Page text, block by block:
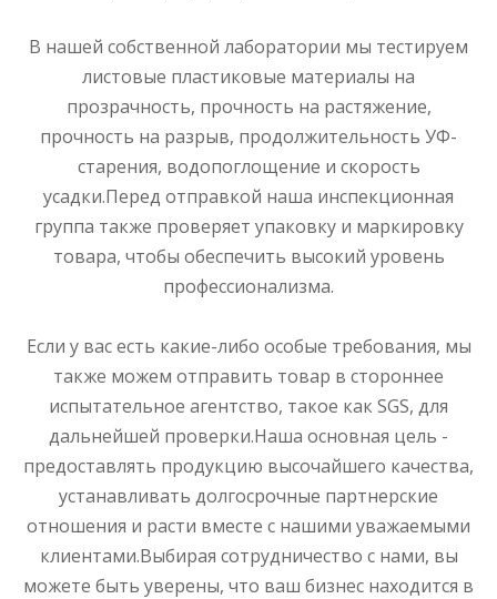
В нашей собственной лаборатории мы тестируем
листовые пластиковые материалы на
прозрачность, прочность на растяжение,
прочность на разрыв, продолжительность УФ-
старения, водопоглощение и скорость
усадки.Перед отправкой наша инспекционная
группа также проверяет упаковку и маркировку
товара, чтобы обеспечить высокий уровень
профессионализма.
Если у вас есть какие-либо особые требования, мы
также можем отправить товар в стороннее
испытательное агентство, такое как SGS, для
дальнейшей проверки.Наша основная цель -
предоставлять продукцию высочайшего качества,
устанавливать долгосрочные партнерские
отношения и расти вместе с нашими уважаемыми
клиентами.Выбирая сотрудничество с нами, вы
можете быть уверены, что ваш бизнес находится в